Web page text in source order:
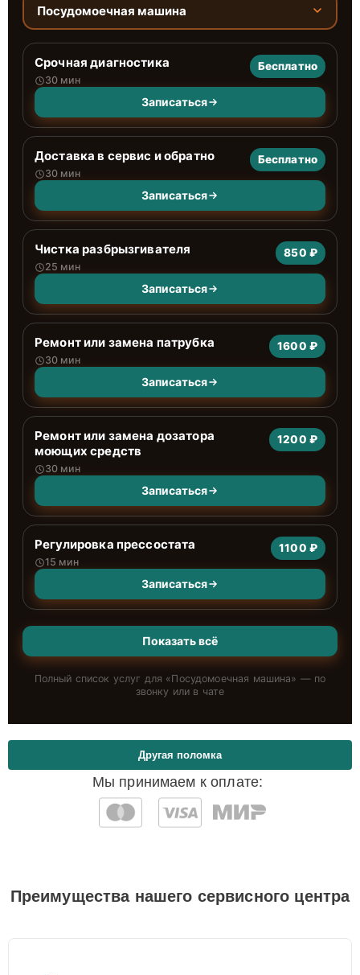
Посудомоечная машина
Срочная диагностика
30 мин
Бесплатно
Записаться
Доставка в сервис и обратно
30 мин
Бесплатно
Записаться
Чистка разбрызгивателя
25 мин
850 ₽
Записаться
Ремонт или замена патрубка
30 мин
1600 ₽
Записаться
Ремонт или замена дозатора
моющих средств
30 мин
1200 ₽
Записаться
Регулировка прессостата
15 мин
1100 ₽
Записаться
Показать всё
Полный список услуг для «Посудомоечная машина» — по
звонку или в чате
Мы принимаем к оплате:
Другая поломка
Преимущества нашего сервисного центра